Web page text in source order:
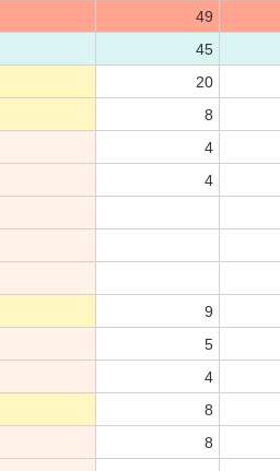
49
45
20
8
4
4
9
5
4
8
8